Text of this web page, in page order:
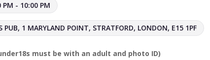
- 10:00 PM
PUB, 1 MARYLAND POINT, STRATFORD, LONDON, E15 1PF
must be with an adult and photo ID)